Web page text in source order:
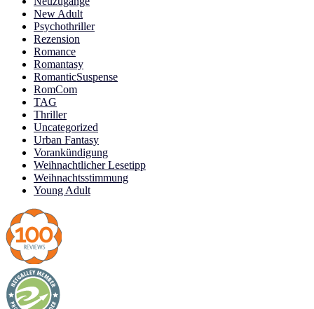
New Adult
Psychothriller
Rezension
Romance
Romantasy
RomanticSuspense
RomCom
TAG
Thriller
Uncategorized
Urban Fantasy
Vorankündigung
Weihnachtlicher Lesetipp
Weihnachtsstimmung
Young Adult